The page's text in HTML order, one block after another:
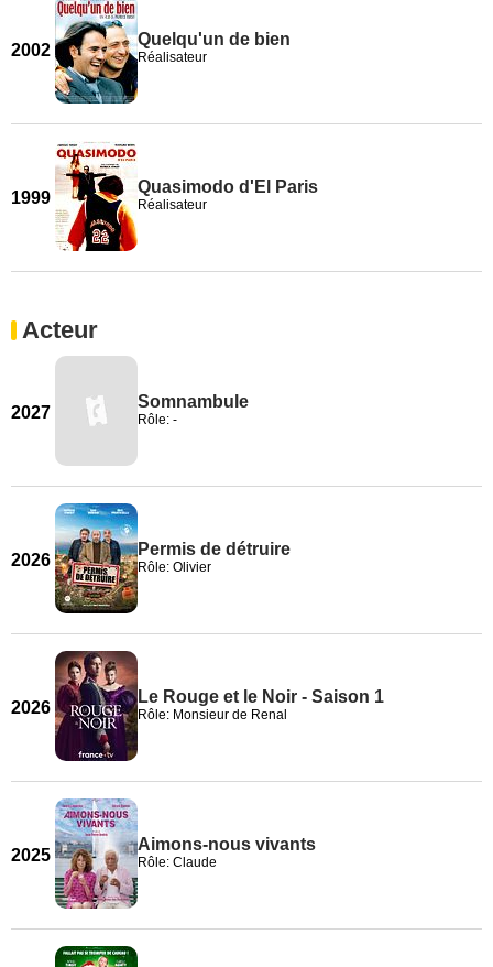
2002
Quelqu'un de bien
Réalisateur
1999
Quasimodo d'El Paris
Réalisateur
Acteur
2027
Somnambule
Rôle: -
2026
Permis de détruire
Rôle: Olivier
2026
Le Rouge et le Noir - Saison 1
Rôle: Monsieur de Renal
2025
Aimons-nous vivants
Rôle: Claude